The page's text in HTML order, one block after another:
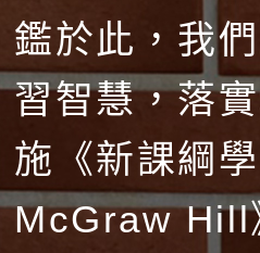
鑑於此，我
習智慧，落
施《新課綱
McGraw Hill